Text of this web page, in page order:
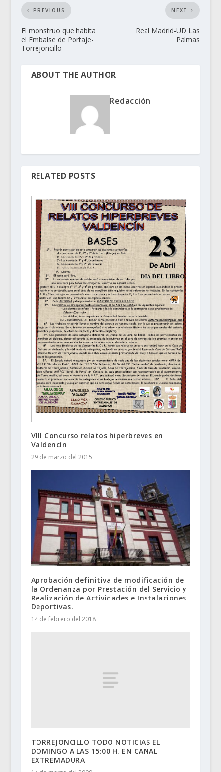
PREVIOUS
El monstruo que habita
el Embalse de Portaje-
Torrejoncillo
NEXT
Real Madrid-UD Las
Palmas
ABOUT THE AUTHOR
Redacción
RELATED POSTS
VIII Concurso relatos hiperbreves en
Valdencín
29 de marzo del 2015
Aprobación definitiva de modificación de
la Ordenanza por Prestación del Servicio y
Realización de Actividades e Instalaciones
Deportivas.
14 de febrero del 2018
TORREJONCILLO TODO NOTICIAS EL
DOMINGO A LAS 15:00 H. EN CANAL
EXTREMADURA